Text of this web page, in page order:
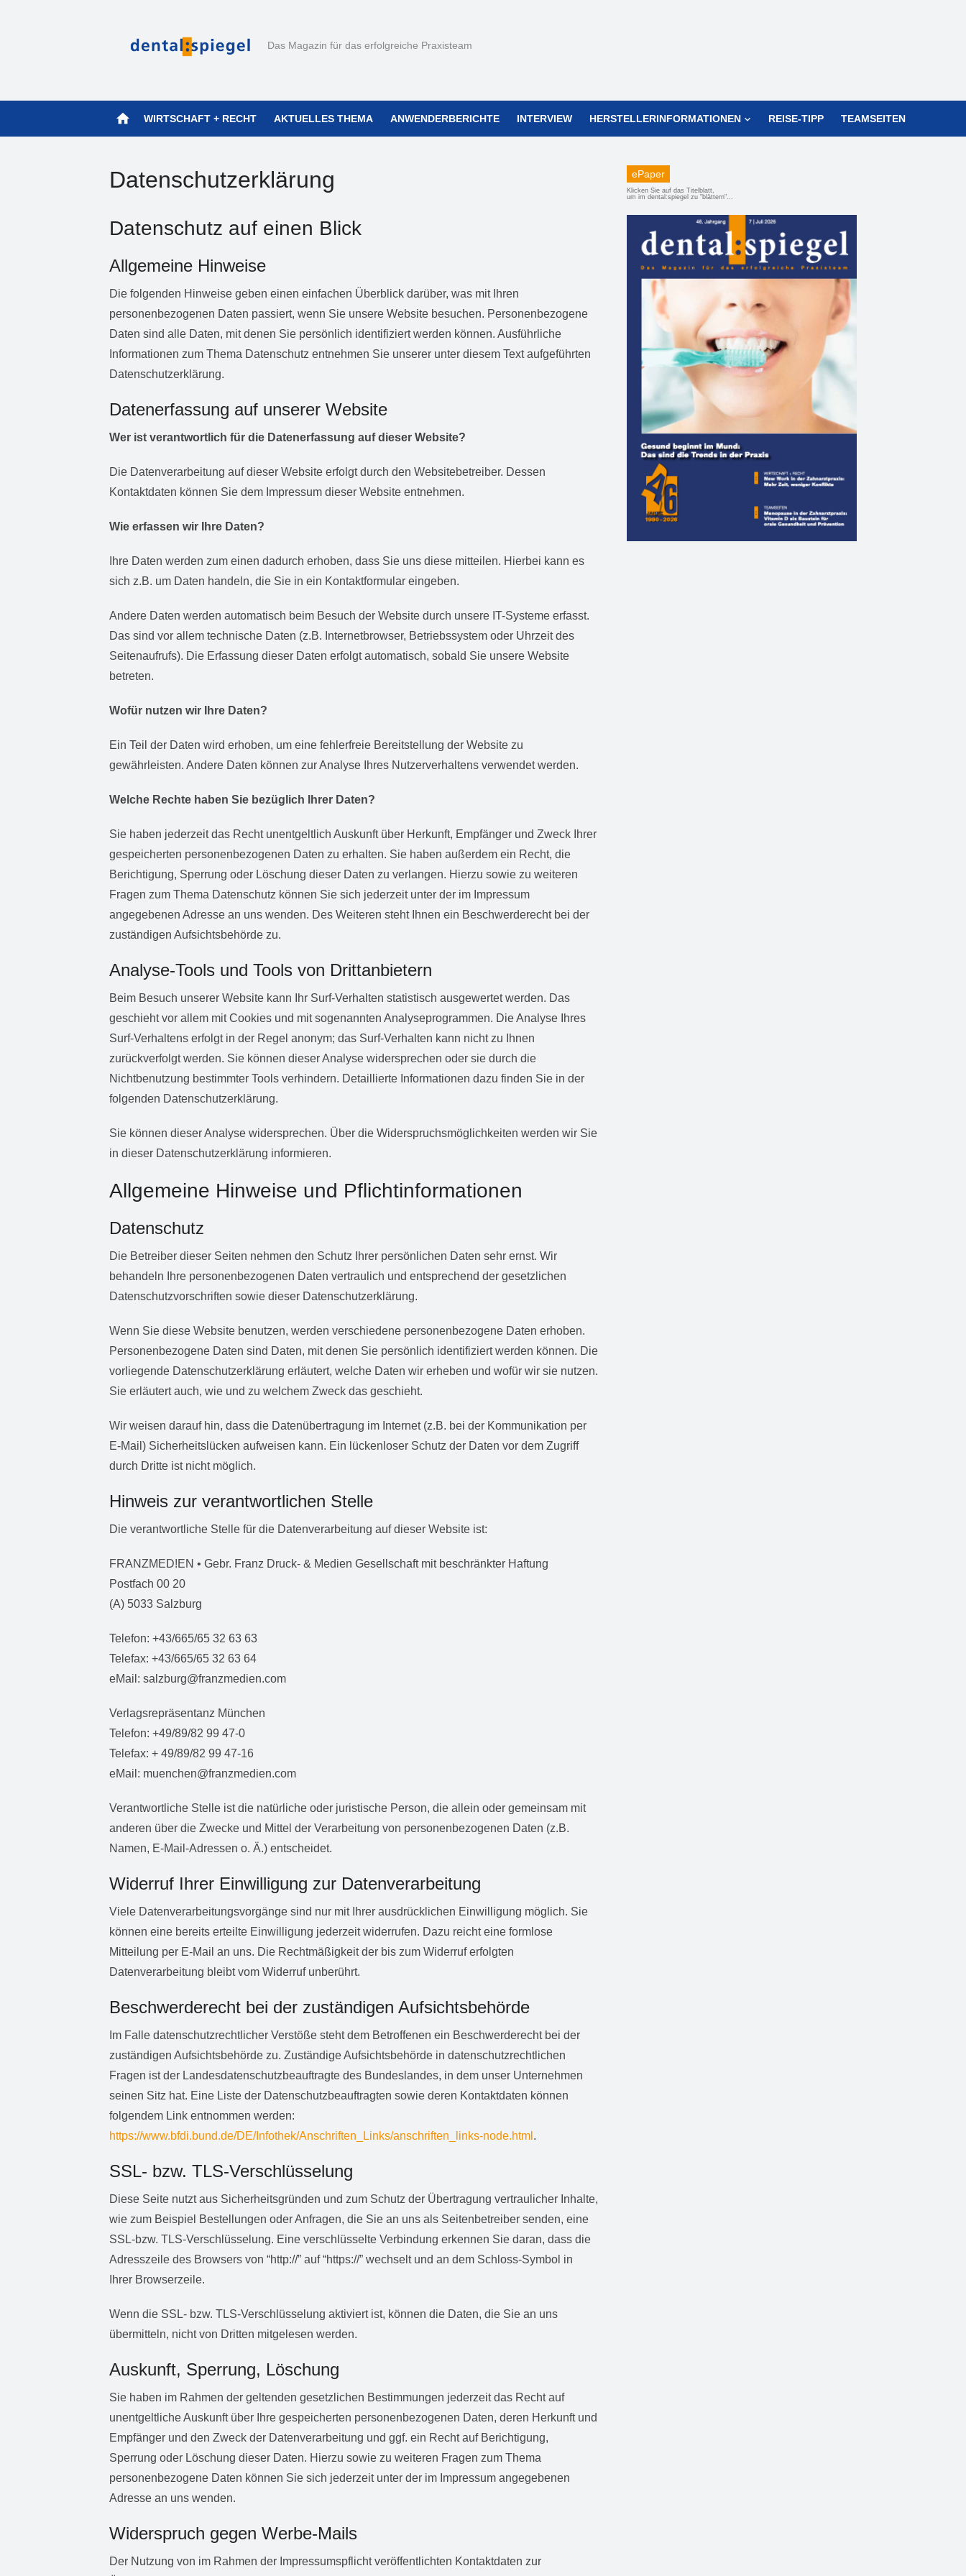
Das Magazin für das erfolgreiche Praxisteam
home WIRTSCHAFT + RECHT AKTUELLES THEMA ANWENDERBERICHTE INTERVIEW HERSTELLERINFORMATIONEN REISE-TIPP TEAMSEITEN
Datenschutzerklärung
Datenschutz auf einen Blick
Allgemeine Hinweise
Die folgenden Hinweise geben einen einfachen Überblick darüber, was mit Ihren
personenbezogenen Daten passiert, wenn Sie unsere Website besuchen. Personenbezogene
Daten sind alle Daten, mit denen Sie persönlich identifiziert werden können. Ausführliche
Informationen zum Thema Datenschutz entnehmen Sie unserer unter diesem Text aufgeführten
Datenschutzerklärung.
Datenerfassung auf unserer Website
Wer ist verantwortlich für die Datenerfassung auf dieser Website?
Die Datenverarbeitung auf dieser Website erfolgt durch den Websitebetreiber. Dessen
Kontaktdaten können Sie dem Impressum dieser Website entnehmen.
Wie erfassen wir Ihre Daten?
Ihre Daten werden zum einen dadurch erhoben, dass Sie uns diese mitteilen. Hierbei kann es
sich z.B. um Daten handeln, die Sie in ein Kontaktformular eingeben.
Andere Daten werden automatisch beim Besuch der Website durch unsere IT-Systeme erfasst.
Das sind vor allem technische Daten (z.B. Internetbrowser, Betriebssystem oder Uhrzeit des
Seitenaufrufs). Die Erfassung dieser Daten erfolgt automatisch, sobald Sie unsere Website
betreten.
Wofür nutzen wir Ihre Daten?
Ein Teil der Daten wird erhoben, um eine fehlerfreie Bereitstellung der Website zu
gewährleisten. Andere Daten können zur Analyse Ihres Nutzerverhaltens verwendet werden.
Welche Rechte haben Sie bezüglich Ihrer Daten?
Sie haben jederzeit das Recht unentgeltlich Auskunft über Herkunft, Empfänger und Zweck Ihrer
gespeicherten personenbezogenen Daten zu erhalten. Sie haben außerdem ein Recht, die
Berichtigung, Sperrung oder Löschung dieser Daten zu verlangen. Hierzu sowie zu weiteren
Fragen zum Thema Datenschutz können Sie sich jederzeit unter der im Impressum
angegebenen Adresse an uns wenden. Des Weiteren steht Ihnen ein Beschwerderecht bei der
zuständigen Aufsichtsbehörde zu.
Analyse-Tools und Tools von Drittanbietern
Beim Besuch unserer Website kann Ihr Surf-Verhalten statistisch ausgewertet werden. Das
geschieht vor allem mit Cookies und mit sogenannten Analyseprogrammen. Die Analyse Ihres
Surf-Verhaltens erfolgt in der Regel anonym; das Surf-Verhalten kann nicht zu Ihnen
zurückverfolgt werden. Sie können dieser Analyse widersprechen oder sie durch die
Nichtbenutzung bestimmter Tools verhindern. Detaillierte Informationen dazu finden Sie in der
folgenden Datenschutzerklärung.
Sie können dieser Analyse widersprechen. Über die Widerspruchsmöglichkeiten werden wir Sie
in dieser Datenschutzerklärung informieren.
Allgemeine Hinweise und Pflichtinformationen
Datenschutz
Die Betreiber dieser Seiten nehmen den Schutz Ihrer persönlichen Daten sehr ernst. Wir
behandeln Ihre personenbezogenen Daten vertraulich und entsprechend der gesetzlichen
Datenschutzvorschriften sowie dieser Datenschutzerklärung.
Wenn Sie diese Website benutzen, werden verschiedene personenbezogene Daten erhoben.
Personenbezogene Daten sind Daten, mit denen Sie persönlich identifiziert werden können. Die
vorliegende Datenschutzerklärung erläutert, welche Daten wir erheben und wofür wir sie nutzen.
Sie erläutert auch, wie und zu welchem Zweck das geschieht.
Wir weisen darauf hin, dass die Datenübertragung im Internet (z.B. bei der Kommunikation per
E-Mail) Sicherheitslücken aufweisen kann. Ein lückenloser Schutz der Daten vor dem Zugriff
durch Dritte ist nicht möglich.
Hinweis zur verantwortlichen Stelle
Die verantwortliche Stelle für die Datenverarbeitung auf dieser Website ist:
FRANZMED!EN • Gebr. Franz Druck- & Medien Gesellschaft mit beschränkter Haftung
Postfach 00 20
(A) 5033 Salzburg
Telefon: +43/665/65 32 63 63
Telefax: +43/665/65 32 63 64
eMail: salzburg@franzmedien.com
Verlagsrepräsentanz München
Telefon: +49/89/82 99 47-0
Telefax: + 49/89/82 99 47-16
eMail: muenchen@franzmedien.com
Verantwortliche Stelle ist die natürliche oder juristische Person, die allein oder gemeinsam mit
anderen über die Zwecke und Mittel der Verarbeitung von personenbezogenen Daten (z.B.
Namen, E-Mail-Adressen o. Ä.) entscheidet.
Widerruf Ihrer Einwilligung zur Datenverarbeitung
Viele Datenverarbeitungsvorgänge sind nur mit Ihrer ausdrücklichen Einwilligung möglich. Sie
können eine bereits erteilte Einwilligung jederzeit widerrufen. Dazu reicht eine formlose
Mitteilung per E-Mail an uns. Die Rechtmäßigkeit der bis zum Widerruf erfolgten
Datenverarbeitung bleibt vom Widerruf unberührt.
Beschwerderecht bei der zuständigen Aufsichtsbehörde
Im Falle datenschutzrechtlicher Verstöße steht dem Betroffenen ein Beschwerderecht bei der
zuständigen Aufsichtsbehörde zu. Zuständige Aufsichtsbehörde in datenschutzrechtlichen
Fragen ist der Landesdatenschutzbeauftragte des Bundeslandes, in dem unser Unternehmen
seinen Sitz hat. Eine Liste der Datenschutzbeauftragten sowie deren Kontaktdaten können
folgendem Link entnommen werden:
https://www.bfdi.bund.de/DE/Infothek/Anschriften_Links/anschriften_links-node.html .
SSL- bzw. TLS-Verschlüsselung
Diese Seite nutzt aus Sicherheitsgründen und zum Schutz der Übertragung vertraulicher Inhalte,
wie zum Beispiel Bestellungen oder Anfragen, die Sie an uns als Seitenbetreiber senden, eine
SSL-bzw. TLS-Verschlüsselung. Eine verschlüsselte Verbindung erkennen Sie daran, dass die
Adresszeile des Browsers von “http://” auf “https://” wechselt und an dem Schloss-Symbol in
Ihrer Browserzeile.
Wenn die SSL- bzw. TLS-Verschlüsselung aktiviert ist, können die Daten, die Sie an uns
übermitteln, nicht von Dritten mitgelesen werden.
Auskunft, Sperrung, Löschung
Sie haben im Rahmen der geltenden gesetzlichen Bestimmungen jederzeit das Recht auf
unentgeltliche Auskunft über Ihre gespeicherten personenbezogenen Daten, deren Herkunft und
Empfänger und den Zweck der Datenverarbeitung und ggf. ein Recht auf Berichtigung,
Sperrung oder Löschung dieser Daten. Hierzu sowie zu weiteren Fragen zum Thema
personenbezogene Daten können Sie sich jederzeit unter der im Impressum angegebenen
Adresse an uns wenden.
Widerspruch gegen Werbe-Mails
Der Nutzung von im Rahmen der Impressumspflicht veröffentlichten Kontaktdaten zur
ePaper
Klicken Sie auf das Titelblatt,
um im dental:spiegel zu "blättern"...